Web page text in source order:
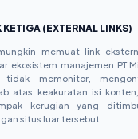
(EXTERNAL LINKS)
memuat link
ekosistem manajemen PT
tidak memonitor,
atas keakuratan isi
kerugian yang
situs luar tersebut.